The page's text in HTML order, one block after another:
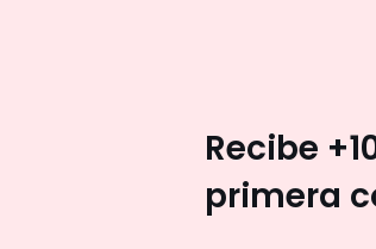
Recibe
primera